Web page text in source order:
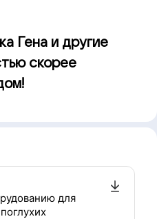
Гена и другие
скорее
для